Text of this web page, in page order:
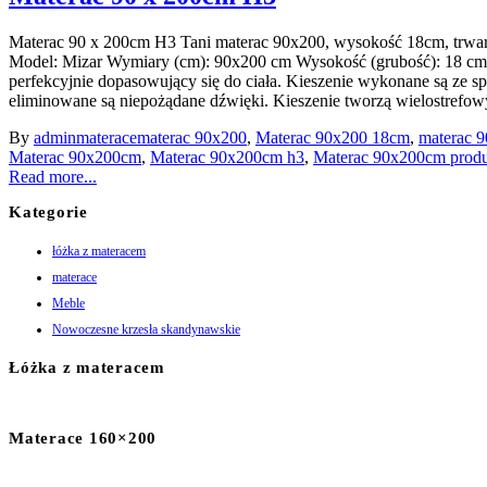
Materac 90 x 200cm H3 Tani materac 90x200, wysokość 18cm,
Model: Mizar Wymiary (cm): 90x200 cm Wysokość (grubość): 18
perfekcyjnie dopasowujący się do ciała. Kieszenie wykonane są ze
eliminowane są niepożądane dźwięki. Kieszenie tworzą
By adminmateracematerac 90x200, Materac 90x200 18cm, materac
Materac 90x200cm, Materac 90x200cm h3, Materac 90x200cm
Read more...
Kategorie
łóżka z materacem
materace
Meble
Nowoczesne krzesła skandynawskie
Łóżka z materacem
Materace 160×200